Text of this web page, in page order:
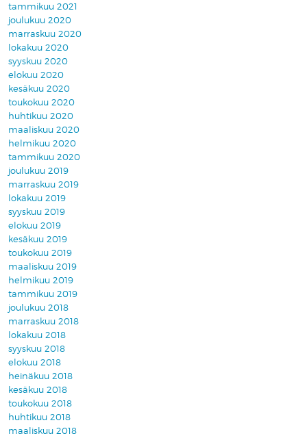
tammikuu 2021
joulukuu 2020
marraskuu 2020
lokakuu 2020
syyskuu 2020
elokuu 2020
kesäkuu 2020
toukokuu 2020
huhtikuu 2020
maaliskuu 2020
helmikuu 2020
tammikuu 2020
joulukuu 2019
marraskuu 2019
lokakuu 2019
syyskuu 2019
elokuu 2019
kesäkuu 2019
toukokuu 2019
maaliskuu 2019
helmikuu 2019
tammikuu 2019
joulukuu 2018
marraskuu 2018
lokakuu 2018
syyskuu 2018
elokuu 2018
heinäkuu 2018
kesäkuu 2018
toukokuu 2018
huhtikuu 2018
maaliskuu 2018